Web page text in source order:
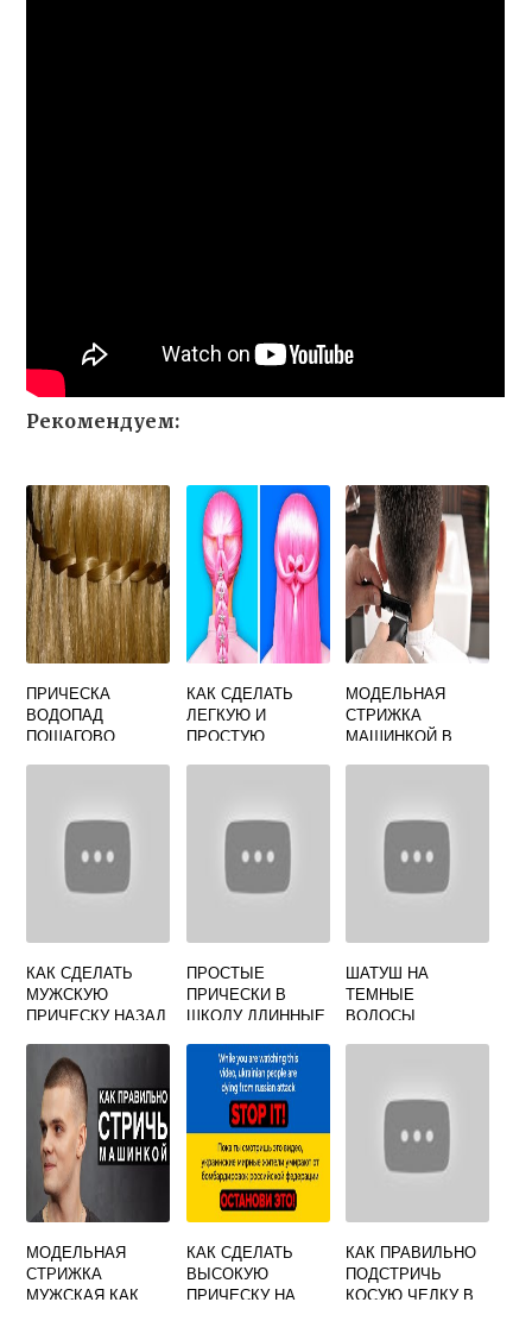
Рекомендуем:
ПРИЧЕСКА
ВОДОПАД
ПОШАГОВО
КАК СДЕЛАТЬ
ЛЕГКУЮ И
ПРОСТУЮ
МОДЕЛЬНАЯ
СТРИЖКА
МАШИНКОЙ В
ИНСТРУКЦИЯ
КАК СДЕЛАТЬ
МУЖСКУЮ
ПРИЧЕСКУ НАЗАД
ПРОСТЫЕ
ПРИЧЕСКИ В
ШКОЛУ ДЛИННЫЕ
ПОШАГОВО
ШАТУШ НА
ТЕМНЫЕ
ВОЛОСЫ
МОДЕЛЬНАЯ
СТРИЖКА
МУЖСКАЯ КАК
КАК СДЕЛАТЬ
ВЫСОКУЮ
ПРИЧЕСКУ НА
КАК ПРАВИЛЬНО
ПОДСТРИЧЬ
КОСУЮ ЧЕЛКУ В